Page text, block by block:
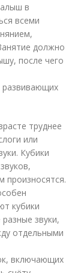
в
всеми
должно
после чего
развивающих
труднее
или
Кубики
произносятся.
кубики
звуки,
отдельными
включающих